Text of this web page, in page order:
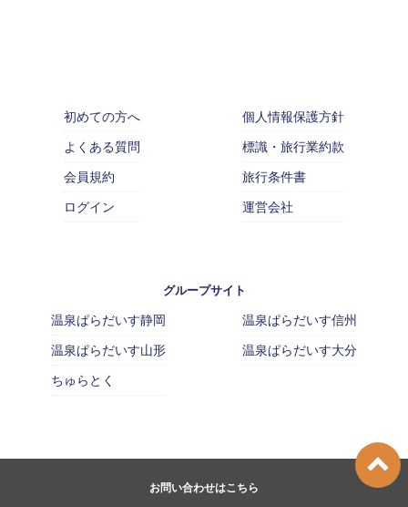
初めての方へ
よくある質問
会員規約
ログイン
個人情報保護方針
標識・旅行業約款
旅行条件書
運営会社
グループサイト
温泉ぱらだいす静岡
温泉ぱらだいす山形
ちゅらとく
温泉ぱらだいす信州
温泉ぱらだいす大分
お問い合わせはこちら